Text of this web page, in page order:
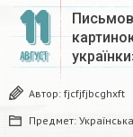
11
АВГУСТ
Автор: fjcfjfjbcghxft
Предмет: